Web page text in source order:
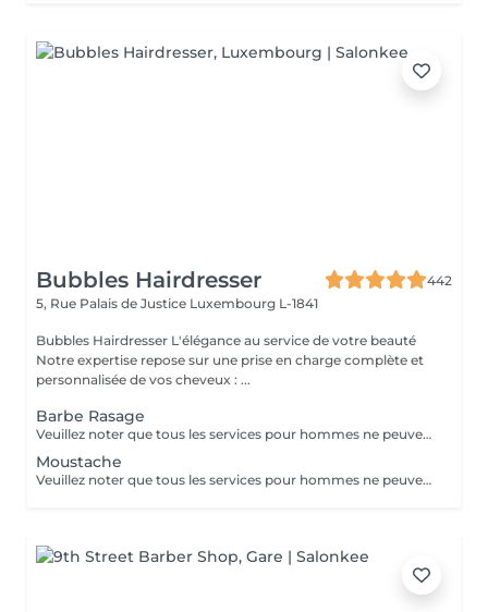
Bubbles Hairdresser
442
5, Rue Palais de Justice Luxembourg L-1841
Bubbles Hairdresser L'élégance au service de votre beauté
Notre expertise repose sur une prise en charge complète et
personnalisée de vos cheveux : ...
Barbe Rasage
Veuillez noter que tous les services pour hommes ne peuvent PAS être réservés en ligne. Merci d'appeler ou de passer pour réserver ces derniers. Quiconque ne respecte pas cela et réserve un service pour femme à la place ou utilise le compte d'une femme pour bloquer du temps pour le service d'un homme sera bloqué de toutes les réservations futures.
Moustache
Veuillez noter que tous les services pour hommes ne peuvent PAS être réservés en ligne. Merci d'appeler ou de passer pour réserver ces derniers. Quiconque ne respecte pas cela et réserve un service pour femme à la place ou utilise le compte d'une femme pour bloquer du temps pour le service d'un homme sera bloqué de toutes les réservations futures.